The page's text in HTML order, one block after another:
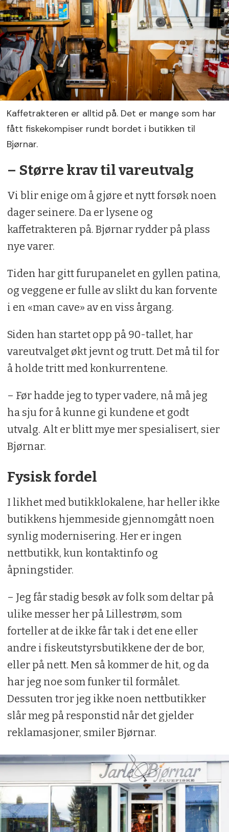
Kaffetrakteren er alltid på. Det er mange som har
fått fiskekompiser rundt bordet i butikken til
Bjørnar.
– Større krav til vareutvalg
Vi blir enige om å gjøre et nytt forsøk noen
dager seinere. Da er lysene og
kaffetrakteren på. Bjørnar rydder på plass
nye varer.
Tiden har gitt furupanelet en gyllen patina,
og veggene er fulle av slikt du kan forvente
i en «man cave» av en viss årgang.
Siden han startet opp på 90-tallet, har
vareutvalget økt jevnt og trutt. Det må til for
å holde tritt med konkurrentene.
– Før hadde jeg to typer vadere, nå må jeg
ha sju for å kunne gi kundene et godt
utvalg. Alt er blitt mye mer spesialisert, sier
Bjørnar.
Fysisk fordel
I likhet med butikklokalene, har heller ikke
butikkens hjemmeside gjennomgått noen
synlig modernisering. Her er ingen
nettbutikk, kun kontaktinfo og
åpningstider.
– Jeg får stadig besøk av folk som deltar på
ulike messer her på Lillestrøm, som
forteller at de ikke får tak i det ene eller
andre i fiskeutstyrsbutikkene der de bor,
eller på nett. Men så kommer de hit, og da
har jeg noe som funker til formålet.
Dessuten tror jeg ikke noen nettbutikker
slår meg på responstid når det gjelder
reklamasjoner, smiler Bjørnar.